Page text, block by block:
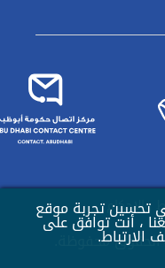
والاحكام
تحسين تجربة موقع
، أنت توافق على
الارتباط.